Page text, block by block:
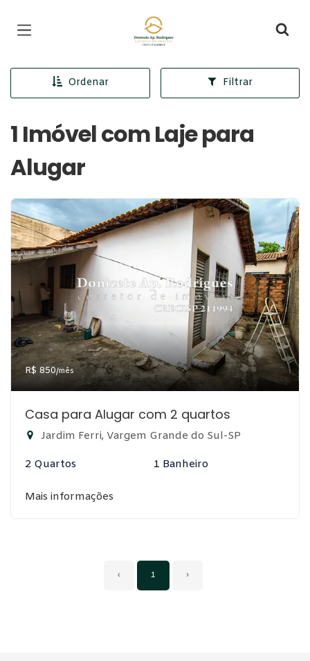
Página inicial
Ordenar Filtrar
1 Imóvel com Laje para
Alugar
R$ 850/mês
Casa para Alugar com 2 quartos
Jardim Ferri, Vargem Grande do Sul-SP
2 Quartos 1 Banheiro
Mais informações
‹ 1 ›